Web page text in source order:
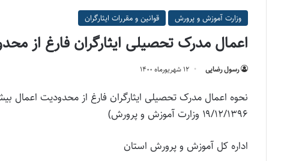
وزارت آموزش و پرورش قوانین و مقررات ایثارگران
اعمال مدرک تحصیلی ایثارگران فارغ از
رسول رضایی ۱۲ شهریور‌ماه ۱۴۰۰
۱۹/۱۲/۱۳۹۶ وزارت آموزش و پرورش)
اداره کل آموزش و پرورش استان